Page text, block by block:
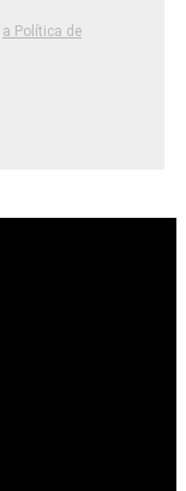
a Política de